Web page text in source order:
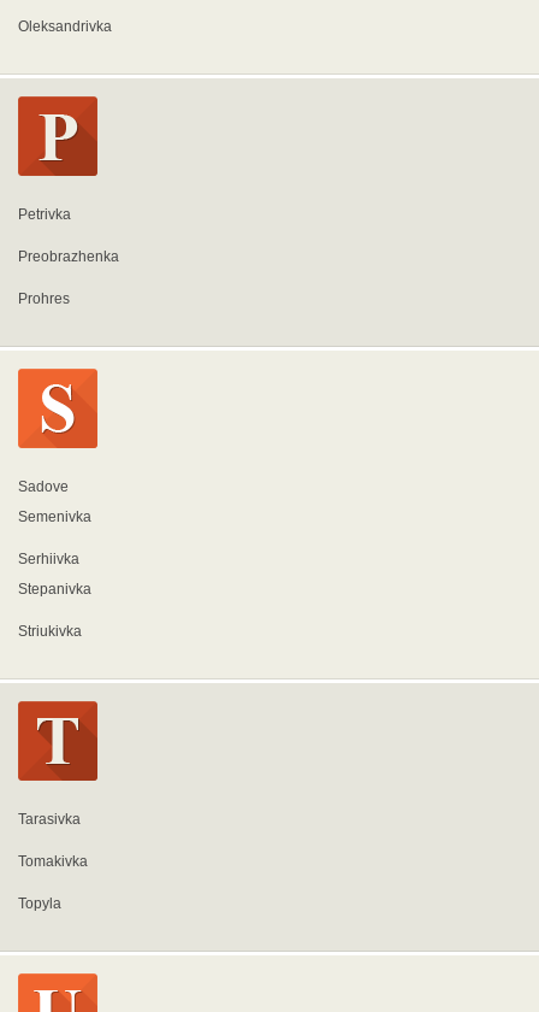
Oleksandrivka
Petrivka
Preobrazhenka
Prohres
Sadove
Semenivka
Serhiivka
Stepanivka
Striukivka
Tarasivka
Tomakivka
Topyla